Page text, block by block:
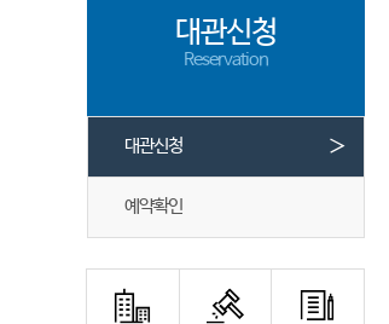
대관신청
Reservation
대관신청 ＞
예약확인